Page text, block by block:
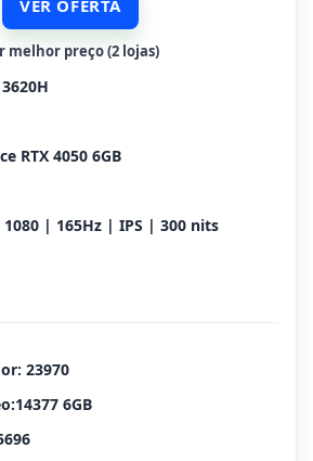
VER OFERTA
melhor preço (2 lojas)
RTX 4050 6GB
| 165Hz | IPS | 300 nits
23970
6GB